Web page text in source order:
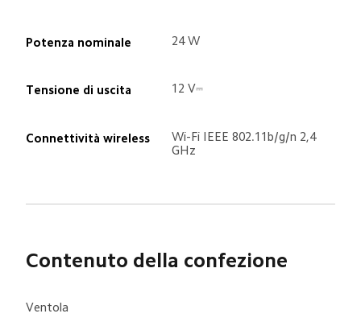
Potenza nominale 24 W
Tensione di uscita 12 V⎓
Connettività wireless
Wi-Fi IEEE 802.11b/g/n 2,4
GHz
Contenuto della confezione
Ventola